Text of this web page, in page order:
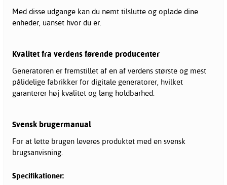
Med disse udgange kan du nemt tilslutte og oplade dine
enheder, uanset hvor du er.
Kvalitet fra verdens førende producenter
Generatoren er fremstillet af en af verdens største og mest
pålidelige fabrikker for digitale generatorer, hvilket
garanterer høj kvalitet og lang holdbarhed.
Svensk brugermanual
For at lette brugen leveres produktet med en svensk
brugsanvisning.
Specifikationer: